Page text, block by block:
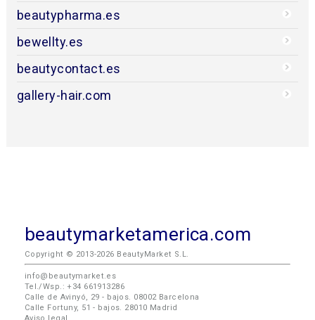
beautypharma.es
bewellty.es
beautycontact.es
gallery-hair.com
beautymarketamerica.com
Copyright © 2013-2026 BeautyMarket S.L.
info@beautymarket.es
Tel./Wsp.: +34 661913286
Calle de Avinyó, 29 - bajos. 08002 Barcelona
Calle Fortuny, 51 - bajos. 28010 Madrid